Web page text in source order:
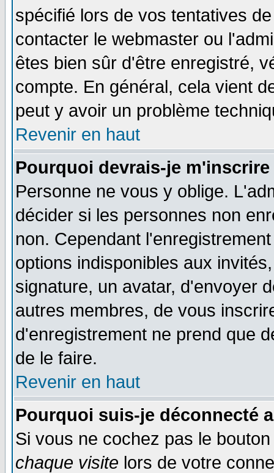
spécifié lors de vos tentatives
contacter le webmaster ou
êtes bien sûr d'être enregistré,
compte. En général, cela vient
peut y avoir un problème
Revenir en haut
Pourquoi devrais-je
Personne ne vous y oblige.
décider si les personnes non
non. Cependant
options indisponibles aux
signature, un avatar, d'envoyer
autres membres, de vous
d'enregistrement ne prend que
de le faire.
Revenir en haut
Pourquoi suis-je déconnecté
Si vous ne cochez pas le
chaque visite lors de votre